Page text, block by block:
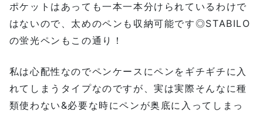
ポケットはあっても一本一本分けられているわけで
はないので、太めのペンも収納可能です◎STABILO
の蛍光ペンもこの通り！
私は心配性なのでペンケースにペンをギチギチに入
れてしまうタイプなのですが、実は実際そんなに種
類使わない&必要な時にペンが奥底に入ってしまっ